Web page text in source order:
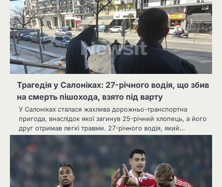
Трагедія у Салоніках: 27-річного водія, що збив
на смерть пішохода, взято під варту
У Салоніках сталася жахлива дорожньо-транспортна
пригода, внаслідок якої загинув 25-річний хлопець, а його
друг отримав легкі травми. 27-річного водія, який…